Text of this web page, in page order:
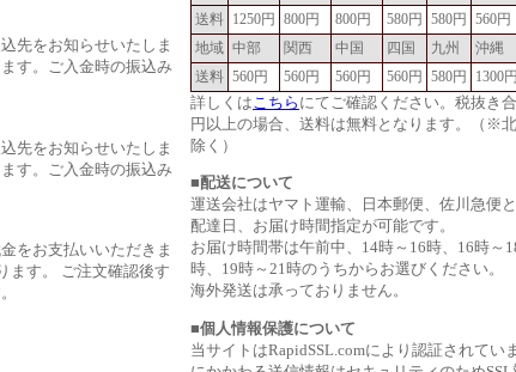
先をお知らせいたしま
す。ご入金時の振込み
先をお知らせいたしま
す。ご入金時の振込み
をお支払いいただきま
ます。 ご注文確認後す
送料 1250円 800円 800円 580円 580円
560円
地域 中部 関西 中国 四国 九州
沖縄
送料 560円 560円 560円 560円 580円 1300円
詳しくはこちら にてご確認ください。税抜き
円以上の場合、送料は無料となります。（※
除く）
■配送について
運送会社はヤマト運輸、日本郵便、佐川急便と
配達日、お届け時間指定が可能です。
お届け時間帯は午前中、14時～16時、16時～
時、19時～21時のうちからお選びください。
海外発送は承っておりません。
■個人情報保護について
当サイトはRapidSSL.comにより認証されてい